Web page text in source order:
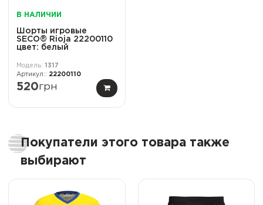
В НАЛИЧИИ
Шорты игровые
SECO® Rioja 22200110
цвет: белый
1317
22200110
520грн
Покупатели этого товара также
выбирают